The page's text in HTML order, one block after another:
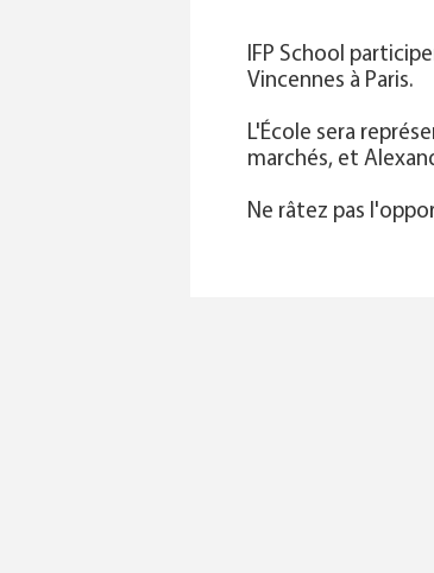
IFP School
Vincennes à Paris.
L'École sera
marchés, et
Ne râtez pas